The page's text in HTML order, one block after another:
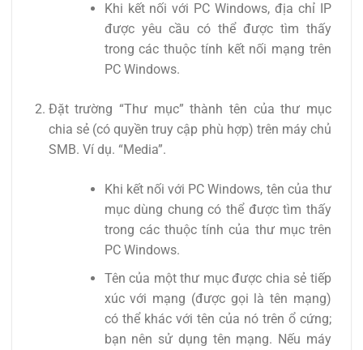
Khi kết nối với PC Windows, địa chỉ IP
được yêu cầu có thể được tìm thấy
trong các thuộc tính kết nối mạng trên
PC Windows.
Đặt trường “Thư mục” thành tên của thư mục
chia sẻ (có quyền truy cập phù hợp) trên máy chủ
SMB. Ví dụ. “Media”.
Khi kết nối với PC Windows, tên của thư
mục dùng chung có thể được tìm thấy
trong các thuộc tính của thư mục trên
PC Windows.
Tên của một thư mục được chia sẻ tiếp
xúc với mạng (được gọi là tên mạng)
có thể khác với tên của nó trên ổ cứng;
bạn nên sử dụng tên mạng. Nếu máy